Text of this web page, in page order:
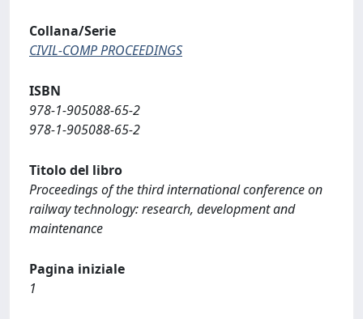
Collana/Serie
CIVIL-COMP PROCEEDINGS
ISBN
978-1-905088-65-2
978-1-905088-65-2
Titolo del libro
Proceedings of the third international conference on
railway technology: research, development and
maintenance
Pagina iniziale
1